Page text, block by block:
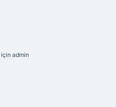
için admin